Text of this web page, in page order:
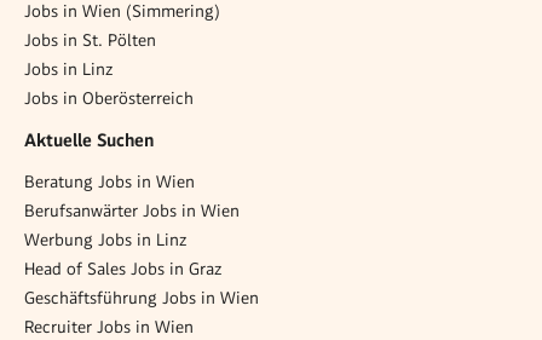
Jobs in Wien (Simmering)
Jobs in St. Pölten
Jobs in Linz
Jobs in Oberösterreich
Aktuelle Suchen
Beratung Jobs in Wien
Berufsanwärter Jobs in Wien
Werbung Jobs in Linz
Head of Sales Jobs in Graz
Geschäftsführung Jobs in Wien
Recruiter Jobs in Wien